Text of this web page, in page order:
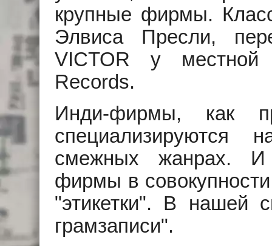
крупные фирмы.
Элвиса Пресли,
VICTOR у
Records.
Инди-фирмы, как
специализируются
смежных жанрах.
фирмы в
"этикетки". В нашей
грамзаписи".